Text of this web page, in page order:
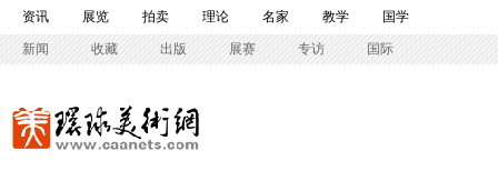
资讯 展览 拍卖 理论 名家 教学 国学
新闻 收藏 出版 展赛 专访 国际